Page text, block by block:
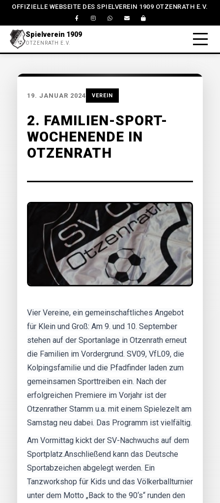
OFFIZIELLE WEBSEITE DES SPIELVEREIN 1909 OTZENRATH E.V.
Spielverein 1909
OTZENRATH E.V.
19. JANUAR 2024 VEREIN
2. FAMILIEN-SPORT-
WOCHENENDE IN
OTZENRATH
Vier Vereine, ein gemeinschaftliches Angebot
für Klein und Groß: Am 9. und 10. September
stehen auf der Sportanlage in Otzenrath erneut
die Familien im Vordergrund. SV09, VfL09, die
Kolpingsfamilie und die Pfadfinder laden zum
gemeinsamen Sporttreiben ein. Nach der
erfolgreichen Premiere im Vorjahr ist der
Otzenrather Stamm u.a. mit einem Spielezelt am
Samstag neu dabei. Das Programm ist vielfältig.
Am Vormittag kickt der SV-Nachwuchs auf dem
Sportplatz.Anschließend kann das Deutsche
Sportabzeichen abgelegt werden. Ein
Tanzworkshop für Kids und das Völkerballturnier
unter dem Motto „Back to the 90‘s“ runden den